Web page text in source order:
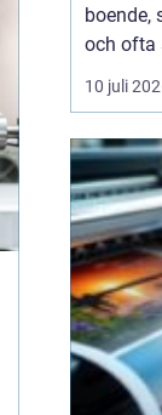
boende,
och ofta
i en och
banan
krånglet
ett
10 juli